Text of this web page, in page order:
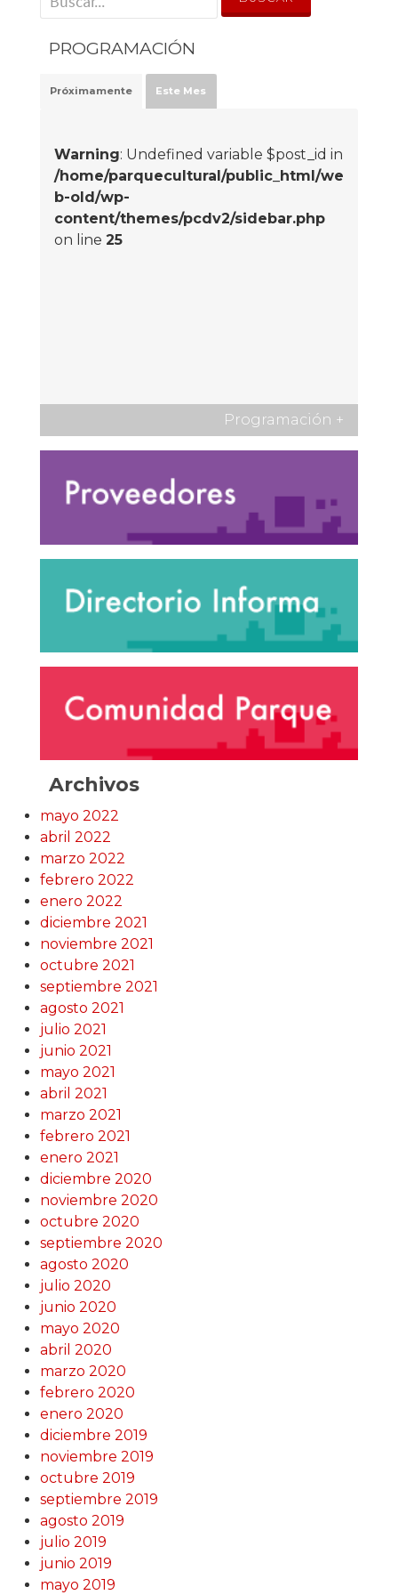
PROGRAMACIÓN
Próximamente Este Mes
Warning: Undefined variable $post_id in
/home/parquecultural/public_html/we
b-old/wp-
content/themes/pcdv2/sidebar.php
on line 25
Programación +
Archivos
mayo 2022
abril 2022
marzo 2022
febrero 2022
enero 2022
diciembre 2021
noviembre 2021
octubre 2021
septiembre 2021
agosto 2021
julio 2021
junio 2021
mayo 2021
abril 2021
marzo 2021
febrero 2021
enero 2021
diciembre 2020
noviembre 2020
octubre 2020
septiembre 2020
agosto 2020
julio 2020
junio 2020
mayo 2020
abril 2020
marzo 2020
febrero 2020
enero 2020
diciembre 2019
noviembre 2019
octubre 2019
septiembre 2019
agosto 2019
julio 2019
junio 2019
mayo 2019